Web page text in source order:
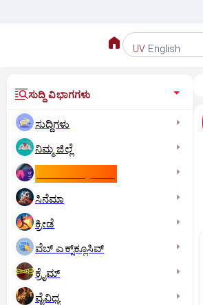
UV English
ಸುದ್ದಿ ವಿಭಾಗಗಳು
ಸುದ್ದಿಗಳು
ನಿಮ್ಮ ಜಿಲ್ಲೆ
ಸಿನೆಮಾ
ಕ್ರೀಡೆ
ವೆಬ್ ಎಕ್ಸ್‌ಕ್ಲೂಸಿವ್
ಕ್ರೈಮ್
ವೈವಿಧ್ಯ